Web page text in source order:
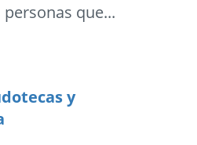
que...
y